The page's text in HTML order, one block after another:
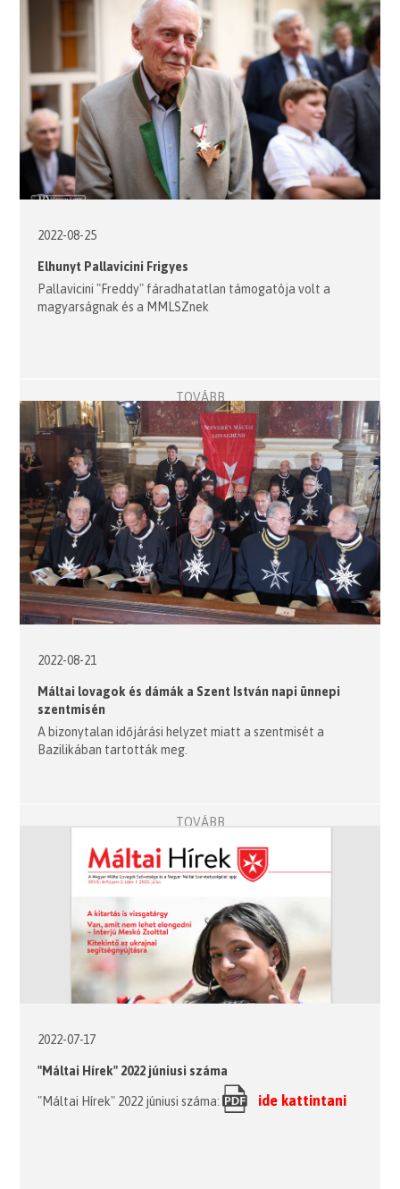
2022-08-25
Elhunyt Pallavicini Frigyes
Pallavicini "Freddy" fáradhatatlan támogatója volt a
magyarságnak és a MMLSZnek
TOVÁBB
2022-08-21
Máltai lovagok és dámák a Szent István napi ünnepi
szentmisén
A bizonytalan időjárási helyzet miatt a szentmisét a
Bazilikában tartották meg.
TOVÁBB
2022-07-17
"Máltai Hírek" 2022 júniusi száma
"Máltai Hírek" 2022 júniusi száma: ide kattintani